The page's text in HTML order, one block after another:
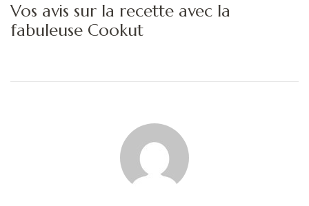
Vos avis sur la recette avec la
fabuleuse Cookut